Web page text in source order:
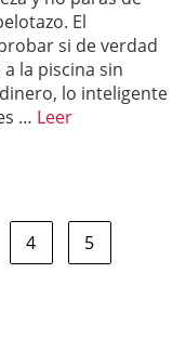
El
si de verdad
la piscina sin
lo inteligente
… Leer
4 5